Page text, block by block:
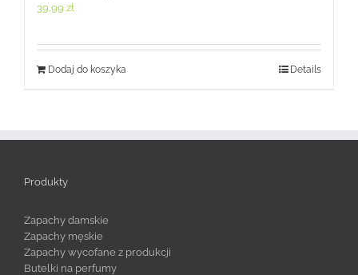
39,99 zł
Dodaj do koszyka Details
Produkty
Zapachy damskie
Zapachy męskie
Zapachy wycofane z produkcji
Butelki na perfumy